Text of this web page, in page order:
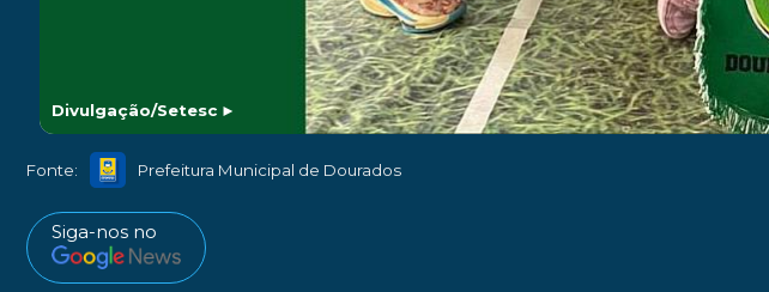
Divulgação/Setesc ►
Fonte: Prefeitura Municipal de Dourados
Siga-nos no